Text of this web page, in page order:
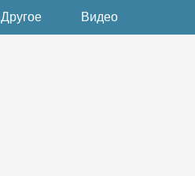
Другое Видео